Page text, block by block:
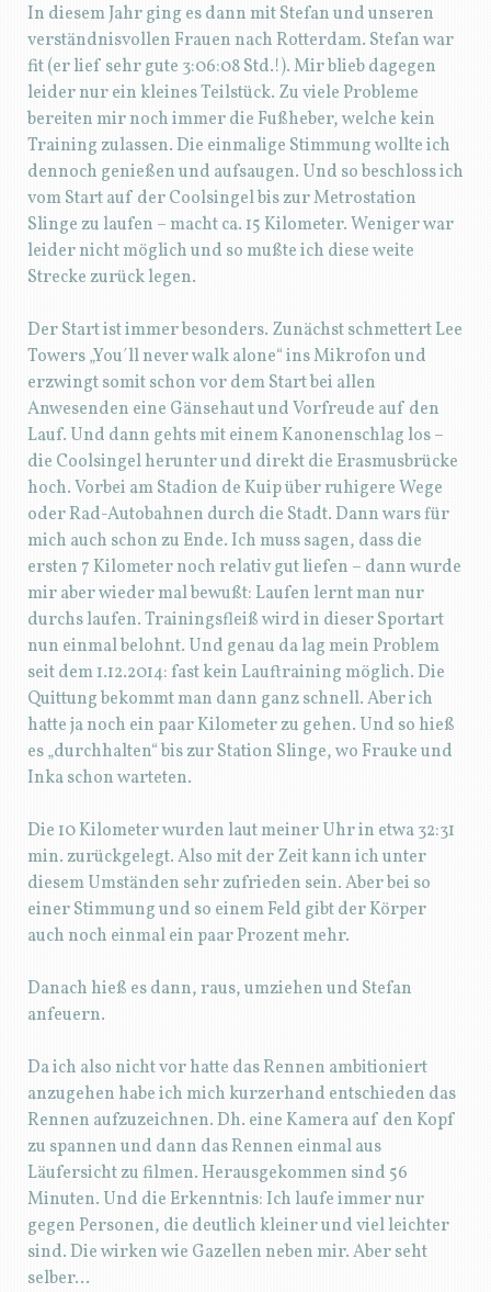
In diesem Jahr ging es dann mit Stefan und unseren
verständnisvollen Frauen nach Rotterdam. Stefan war
fit (er lief sehr gute 3:06:08 Std.!). Mir blieb dagegen
leider nur ein kleines Teilstück. Zu viele Probleme
bereiten mir noch immer die Fußheber, welche kein
Training zulassen. Die einmalige Stimmung wollte ich
dennoch genießen und aufsaugen. Und so beschloss ich
vom Start auf der Coolsingel bis zur Metrostation
Slinge zu laufen – macht ca. 15 Kilometer. Weniger war
leider nicht möglich und so mußte ich diese weite
Strecke zurück legen.
Der Start ist immer besonders. Zunächst schmettert Lee
Towers „You´ll never walk alone“ ins Mikrofon und
erzwingt somit schon vor dem Start bei allen
Anwesenden eine Gänsehaut und Vorfreude auf den
Lauf. Und dann gehts mit einem Kanonenschlag los –
die Coolsingel herunter und direkt die Erasmusbrücke
hoch. Vorbei am Stadion de Kuip über ruhigere Wege
oder Rad-Autobahnen durch die Stadt. Dann wars für
mich auch schon zu Ende. Ich muss sagen, dass die
ersten 7 Kilometer noch relativ gut liefen – dann wurde
mir aber wieder mal bewußt: Laufen lernt man nur
durchs laufen. Trainingsfleiß wird in dieser Sportart
nun einmal belohnt. Und genau da lag mein Problem
seit dem 1.12.2014: fast kein Lauftraining möglich. Die
Quittung bekommt man dann ganz schnell. Aber ich
hatte ja noch ein paar Kilometer zu gehen. Und so hieß
es „durchhalten“ bis zur Station Slinge, wo Frauke und
Inka schon warteten.
Die 10 Kilometer wurden laut meiner Uhr in etwa 32:31
min. zurückgelegt. Also mit der Zeit kann ich unter
diesem Umständen sehr zufrieden sein. Aber bei so
einer Stimmung und so einem Feld gibt der Körper
auch noch einmal ein paar Prozent mehr.
Danach hieß es dann, raus, umziehen und Stefan
anfeuern.
Da ich also nicht vor hatte das Rennen ambitioniert
anzugehen habe ich mich kurzerhand entschieden das
Rennen aufzuzeichnen. Dh. eine Kamera auf den Kopf
zu spannen und dann das Rennen einmal aus
Läufersicht zu filmen. Herausgekommen sind 56
Minuten. Und die Erkenntnis: Ich laufe immer nur
gegen Personen, die deutlich kleiner und viel leichter
sind. Die wirken wie Gazellen neben mir. Aber seht
selber…